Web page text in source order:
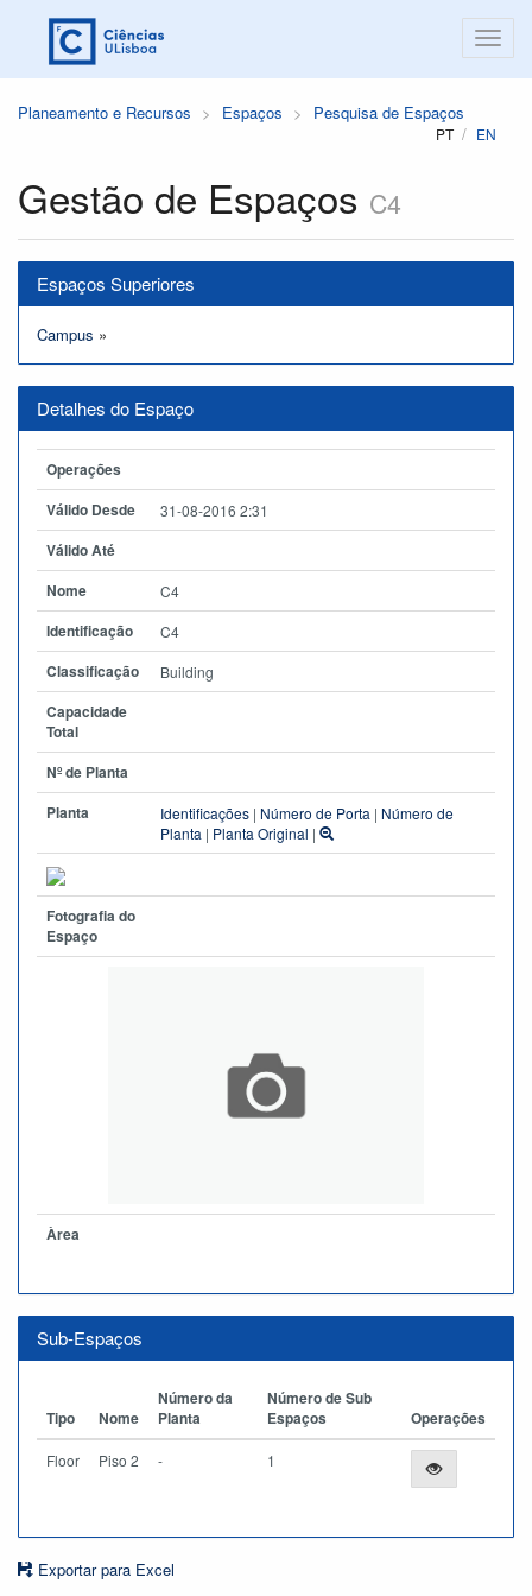
Planeamento e Recursos Espaços Pesquisa de Espaços
PT EN
Gestão de Espaços C4
Espaços Superiores
Campus »
Detalhes do Espaço
Operações
Válido Desde
31-08-2016 2:31
Válido Até
Nome
C4
Identificação C4
Classificação Building
Capacidade
Total
Nº de Planta
Planta
Identificações | Número de Porta | Número de
Planta | Planta Original |
Fotografia do
Espaço
Àrea
Sub-Espaços
Tipo Nome
Número da
Planta
Número de Sub
Espaços
Operações
Floor Piso 2 - 1
Exportar para Excel